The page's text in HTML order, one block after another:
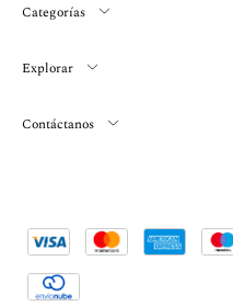
Categorías
Explorar
Contáctanos